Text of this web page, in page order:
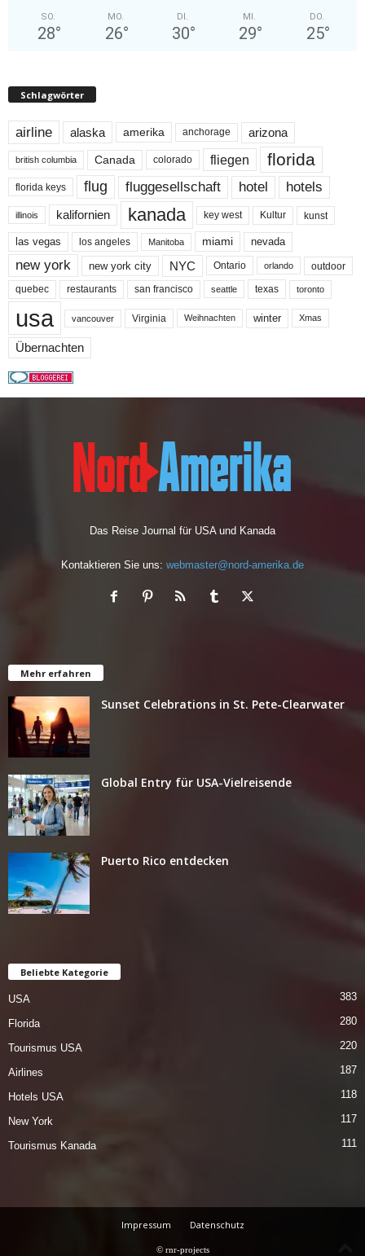
SO.
28°
MO.
26°
DI.
30°
MI.
29°
DO.
25°
Schlagwörter
airline alaska amerika anchorage arizona
british columbia Canada colorado fliegen florida
florida keys flug fluggesellschaft hotel hotels
illinois kalifornien kanada key west Kultur kunst
las vegas los angeles Manitoba miami nevada
new york new york city NYC Ontario orlando outdoor
quebec restaurants san francisco seattle texas toronto
usa vancouver Virginia Weihnachten winter Xmas
Übernachten
Das Reise Journal für USA und Kanada
Kontaktieren Sie uns: webmaster@nord-amerika.de
Mehr erfahren
Sunset Celebrations in St. Pete-Clearwater
Global Entry für USA-Vielreisende
Puerto Rico entdecken
Beliebte Kategorie
USA 383
Florida 280
Tourismus USA 220
Airlines 187
Hotels USA 118
New York 117
Tourismus Kanada 111
Impressum Datenschutz
© rnr-projects